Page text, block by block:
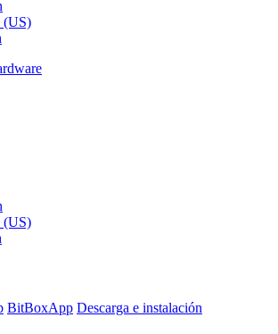
(US)
(US)
BitBoxApp Descarga e instalación